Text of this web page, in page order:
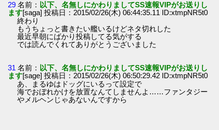
29 名前： 以下、名無しにかわりましてSS速報VIPがお送りし
ます[saga] 投稿日：2015/02/26(木) 06:44:35.11 ID:xtmpNR5t0
終わり
もうちょっと書きたい艦いるけどネタ切れした
最近早朝にばかり投稿してる気がする
では読んでくれてありがとうございました
31 名前： 以下、名無しにかわりましてSS速報VIPがお送りし
ます[sage] 投稿日：2015/02/26(木) 06:50:29.42 ID:xtmpNR5t0
あ、まるゆはドッグにいるって設定で
海でおぼれかけを放置なんてしませんよ……ファンタジー
やメルヘンじゃあないんですから